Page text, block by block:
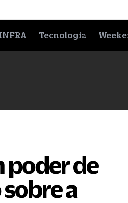
INFRA Tecnologia
poder de
a